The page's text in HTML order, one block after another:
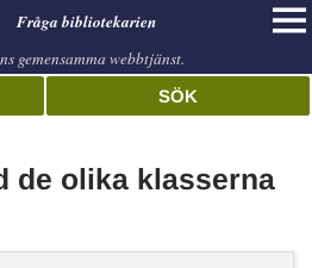
Fråga bibliotekarien
gemensamma webbtjänst.
SÖK
de olika klasserna